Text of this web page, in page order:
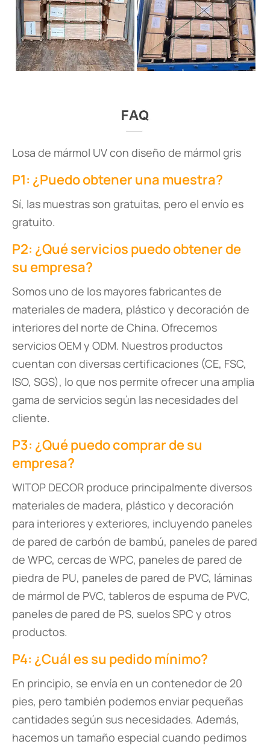
Losa de mármol UV con diseño de mármol gris
P1: ¿Puedo obtener una muestra?
Sí, las muestras son gratuitas, pero el envío es
gratuito.
P2: ¿Qué servicios puedo obtener de
su empresa?
Somos uno de los mayores fabricantes de
materiales de madera, plástico y decoración de
interiores del norte de China. Ofrecemos
servicios OEM y ODM. Nuestros productos
cuentan con diversas certificaciones (CE, FSC,
ISO, SGS), lo que nos permite ofrecer una amplia
gama de servicios según las necesidades del
cliente.
P3: ¿Qué puedo comprar de su
empresa?
WITOP DECOR produce principalmente diversos
materiales de madera, plástico y decoración
para interiores y exteriores, incluyendo paneles
de pared de carbón de bambú, paneles de pared
de WPC, cercas de WPC, paneles de pared de
piedra de PU, paneles de pared de PVC, láminas
de mármol de PVC, tableros de espuma de PVC,
paneles de pared de PS, suelos SPC y otros
productos.
P4: ¿Cuál es su pedido mínimo?
En principio, se envía en un contenedor de 20
pies, pero también podemos enviar pequeñas
cantidades según sus necesidades. Además,
hacemos un tamaño especial cuando pedimos